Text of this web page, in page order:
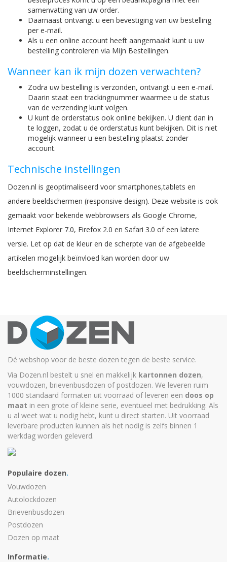
samenvatting van uw order.
Daarnaast ontvangt u een bevestiging van uw bestelling
per e-mail.
Als u een online account heeft aangemaakt kunt u uw
bestelling controleren via Mijn Bestellingen.
Wanneer kan ik mijn dozen verwachten?
Zodra uw bestelling is verzonden, ontvangt u een e-mail.
Daarin staat een trackingnummer waarmee u de status
van de verzending kunt volgen.
U kunt de orderstatus ook online bekijken. U dient dan in
te loggen, zodat u de orderstatus kunt bekijken. Dit is niet
mogelijk wanneer u een bestelling plaatst zonder
account.
Technische instellingen
Dozen.nl is geoptimaliseerd voor smartphones,tablets en
andere beeldschermen (responsive design). Deze website is ook
gemaakt voor bekende webbrowsers als Google Chrome,
Internet Explorer 7.0, Firefox 2.0 en Safari 3.0 of een latere
versie. Let op dat de kleur en de scherpte van de afgebeelde
artikelen mogelijk beïnvloed kan worden door uw
beeldscherminstellingen.
Dé webshop voor de beste dozen tegen de beste service.
Via Dozen.nl bestelt u snel en makkelijk kartonnen dozen,
vouwdozen, brievenbusdozen of postdozen. We leveren ruim
1000 standaard formaten uit voorraad of leveren een doos op
maat in een grote of kleine serie, eventueel met bedrukking. Als
u al weet wat u nodig hebt, kunt u direct starten. Uit voorraad
leverbare producten kunnen als het nodig is zelfs binnen 1
werkdag worden geleverd.
Populaire dozen.
Vouwdozen
Autolockdozen
Brievenbusdozen
Postdozen
Dozen op maat
Informatie.